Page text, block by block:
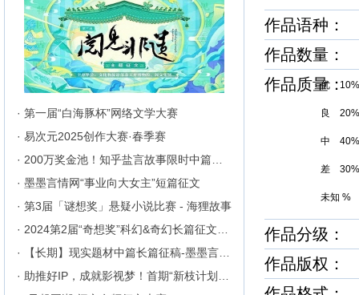
· 第一届“白海豚杯”网络文学大赛
· 易次元2025创作大赛·春季赛
· 墨墨言情网“事业向大女主”短篇征文
· 第3届「谜想奖」悬疑小说比赛 - 海狸故事
作品语种：
作品数量
作品质量优 10%
良 20%
中 40%
差 30%
未知 %
作品分级：
作品版权：